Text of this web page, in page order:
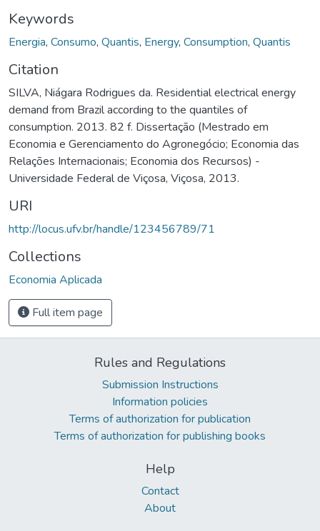
Keywords
Energia, Consumo, Quantis, Energy, Consumption, Quantis
Citation
SILVA, Niágara Rodrigues da. Residential electrical energy
demand from Brazil according to the quantiles of
consumption. 2013. 82 f. Dissertação (Mestrado em
Economia e Gerenciamento do Agronegócio; Economia das
Relações Internacionais; Economia dos Recursos) -
Universidade Federal de Viçosa, Viçosa, 2013.
URI
http://locus.ufv.br/handle/123456789/71
Collections
Economia Aplicada
Full item page
Rules and Regulations
Submission Instructions
Information policies
Terms of authorization for publication
Terms of authorization for publishing books
Help
Contact
About